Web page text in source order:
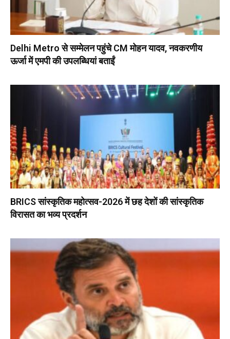
Delhi Metro से सम्मेलन पहुंचे CM मोहन यादव, नवकरणीय
ऊर्जा में एमपी की उपलब्धियां बताईं
BRICS सांस्कृतिक महोत्सव-2026 में छह देशों की सांस्कृतिक
विरासत का भव्य प्रदर्शन